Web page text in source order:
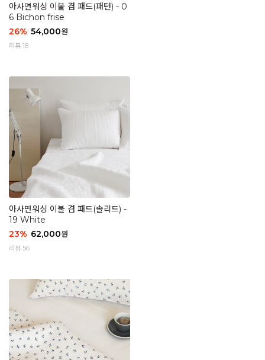
아사면워싱 이불 겸 패드(패턴) - 0
6 Bichon frise
26% 54,000원
리뷰 18
아사면워싱 이불 겸 패드(솔리드) -
19 White
23% 62,000원
리뷰 56